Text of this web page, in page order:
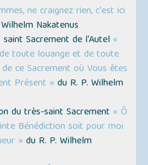
ne craignez rien, c'est ici
Nakatenus
Sacrement de l'Autel «
toute louange et de toute
ce Sacrement où Vous êtes
Présent » du R. P. Wilhelm
du très-saint Sacrement « Ô
Bénédiction soit pour moi
» du R. P. Wilhelm